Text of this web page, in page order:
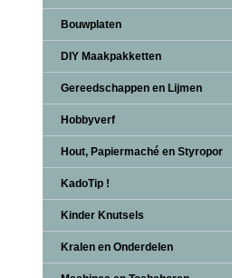
Bouwplaten
DIY Maakpakketten
Gereedschappen en Lijmen
Hobbyverf
Hout, Papiermaché en Styropor
KadoTip !
Kinder Knutsels
Kralen en Onderdelen